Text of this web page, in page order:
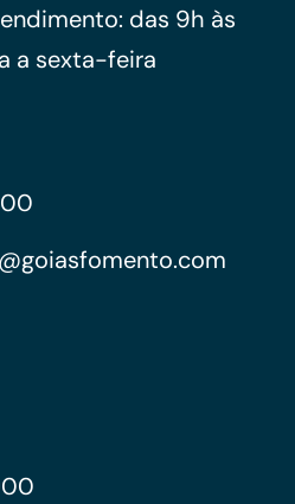
das 9h às
a sexta-feira